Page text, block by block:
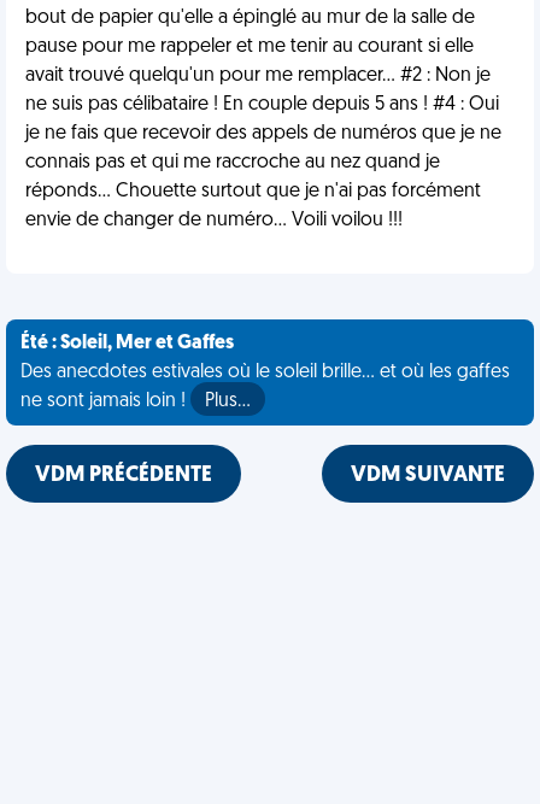
bout de papier qu'elle a épinglé au mur de la salle de
pause pour me rappeler et me tenir au courant si elle
avait trouvé quelqu'un pour me remplacer... #2 : Non je
ne suis pas célibataire ! En couple depuis 5 ans ! #4 : Oui
je ne fais que recevoir des appels de numéros que je ne
connais pas et qui me raccroche au nez quand je
réponds... Chouette surtout que je n'ai pas forcément
envie de changer de numéro... Voili voilou !!!
Été : Soleil, Mer et Gaffes
Des anecdotes estivales où le soleil brille... et où les gaffes
ne sont jamais loin !
Plus…
VDM PRÉCÉDENTE VDM SUIVANTE